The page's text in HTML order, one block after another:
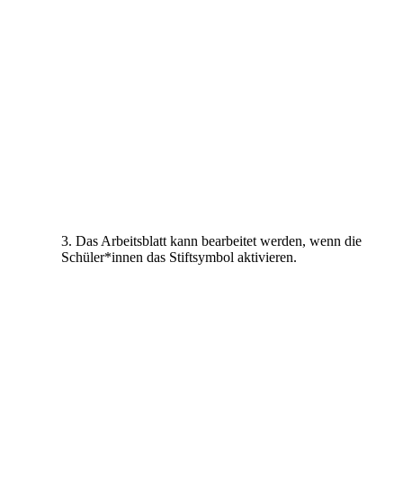
3. Das Arbeitsblatt kann bearbeitet werden, wenn die
Schüler*innen das Stiftsymbol aktivieren.